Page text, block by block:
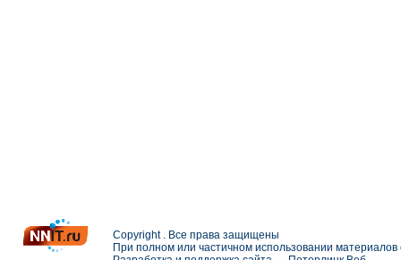
Copyright . Все права защищены
При полном или частичном использовании